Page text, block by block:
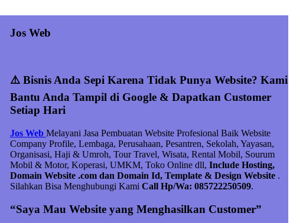
Jos Web
⚠️ Bisnis Anda Sepi Karena Tidak Punya Website? Kami
Bantu Anda Tampil di Google & Dapatkan Customer
Setiap Hari
Jos Web Melayani Jasa Pembuatan Website Profesional Baik Website
Company Profile, Lembaga, Perusahaan, Pesantren, Sekolah, Yayasan,
Organisasi, Haji & Umroh, Tour Travel, Wisata, Rental Mobil, Sourum
Mobil & Motor, Koperasi, UMKM, Toko Online dll, Include Hosting,
Domain Website .com dan Domain Id, Template & Design Website .
Silahkan Bisa Menghubungi Kami Call Hp/Wa: 085722250509.
“Saya Mau Website yang Menghasilkan Customer”